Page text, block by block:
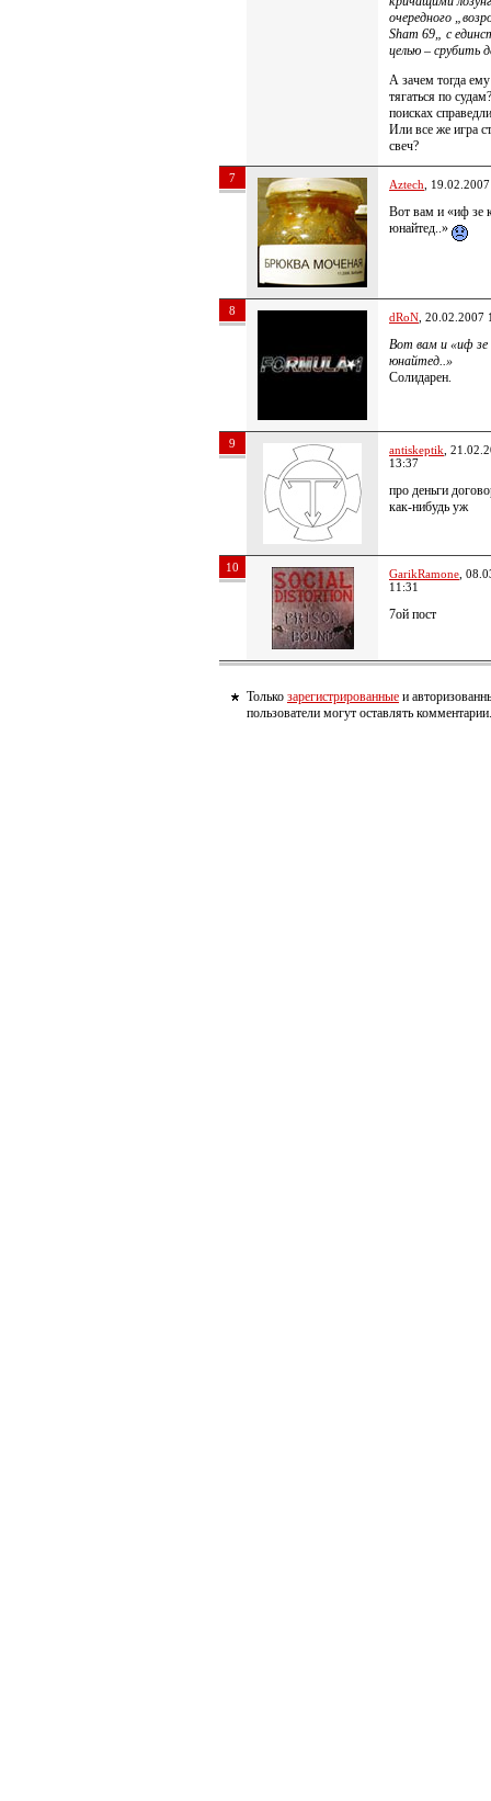
очередного
Sham 69„ с
целью – срубить
А зачем тогда ему
тягаться по
поисках
Или все же игра
свеч?
7 Aztech ,
Вот вам и «иф зе
юнайтед..»
8 dRoN , 20.02.2007
Вот вам и «иф зе
юнайтед..»
Солидарен.
9 antiskeptik ,
13:37
про деньги
как-нибудь уж
10 GarikRamone ,
11:31
7ой пост
Только зарегистрированные и
пользователи могут оставлять комментарии.